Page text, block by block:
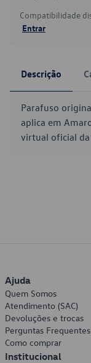
Compatibilidade
Entrar
Descrição
Parafuso
aplica em
virtual oficial da
Ajuda
Quem Somos
Atendimento (SAC)
Devoluções e trocas
Perguntas Frequentes
Como comprar
Institucional